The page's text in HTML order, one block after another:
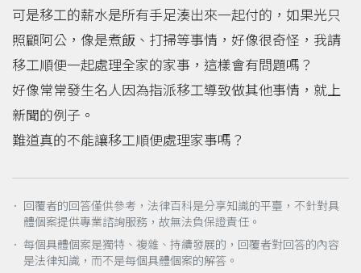
可是移工的薪水是所有手足湊出來一起付的，如果光只
照顧阿公，像是煮飯、打掃等事情，好像很奇怪，我請
移工順便一起處理全家的家事，這樣會有問題嗎？
好像常常發生名人因為指派移工導致做其他事情，就上
新聞的例子。
難道真的不能讓移工順便處理家事嗎？
． 回覆者的回答僅供參考，法律百科是分享知識的平臺，不針對具
體個案提供專業諮詢服務，故無法負保證責任。
． 每個具體個案是獨特、複雜、持續發展的，回覆者對回答的內容
是法律知識，而不是每個具體個案的解答。